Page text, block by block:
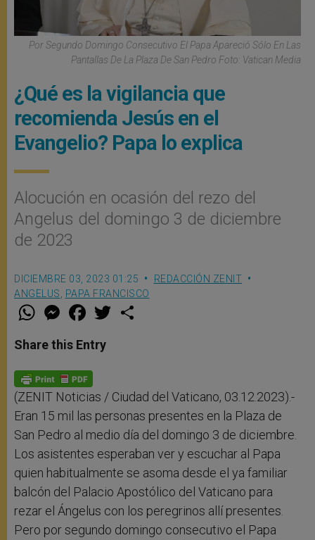
Por Segundo Domingo Consecutivo El Papa Apareció Sólo En Las
Pantallas De La Plaza De San Pedro Foto: Vatican Media
¿Qué es la vigilancia que
recomienda Jesús en el
Evangelio? Papa lo explica
Alocución en ocasión del rezo del
Angelus del domingo 3 de diciembre
de 2023
DICIEMBRE 03, 2023 01:25
REDACCIÓN ZENIT
ANGELUS
PAPA FRANCISCO
W
t
s
p
p
M
e
s
e
g
e
r
F
a
e
b
o
k
w
Share this Entry
(ZENIT Noticias / Ciudad del Vaticano, 03.12.2023).-
Eran 15 mil las personas presentes en la Plaza de
San Pedro al medio día del domingo 3 de diciembre.
Los asistentes esperaban ver y escuchar al Papa
quien habitualmente se asoma desde el ya familiar
balcón del Palacio Apostólico del Vaticano para
rezar el Ángelus con los peregrinos allí presentes.
Pero por segundo domingo consecutivo el Papa